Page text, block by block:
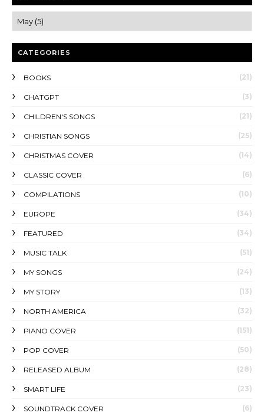
CATEGORIES
BOOKS (21)
CHATGPT (3)
CHILDREN'S SONGS (21)
CHRISTIAN SONGS (25)
CHRISTMAS COVER (14)
CLASSIC COVER (6)
COMPILATIONS (10)
EUROPE (34)
FEATURED (34)
MUSIC TALK (51)
MY SONGS (24)
MY STORY (13)
NORTH AMERICA (32)
PIANO COVER (151)
POP COVER (50)
RELEASED ALBUM (28)
SMART LIFE (23)
SOUNDTRACK COVER (6)